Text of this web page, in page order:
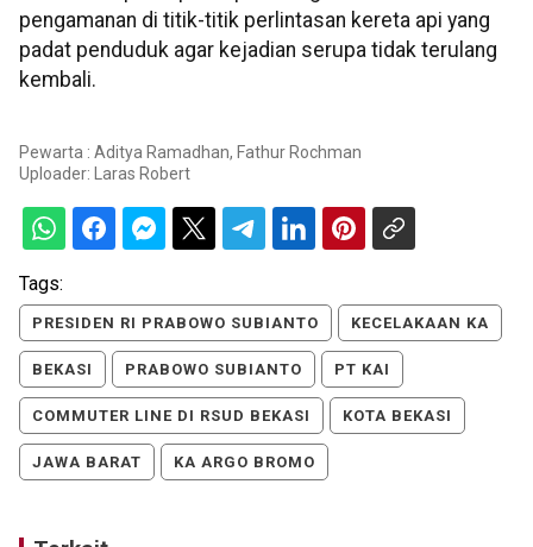
pengamanan di titik-titik perlintasan kereta api yang
padat penduduk agar kejadian serupa tidak terulang
kembali.
Pewarta : Aditya Ramadhan, Fathur Rochman
Uploader:
Laras Robert
Tags:
PRESIDEN RI PRABOWO SUBIANTO KECELAKAAN KA
BEKASI PRABOWO SUBIANTO PT KAI
COMMUTER LINE DI RSUD BEKASI KOTA BEKASI
JAWA BARAT KA ARGO BROMO